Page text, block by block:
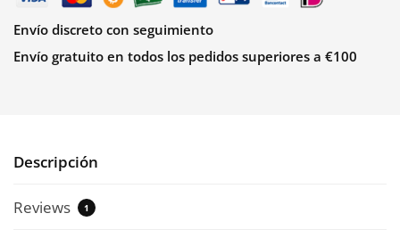
Envío discreto con seguimiento
Envío gratuito en todos los pedidos superiores a €100
Descripción
Reviews 1